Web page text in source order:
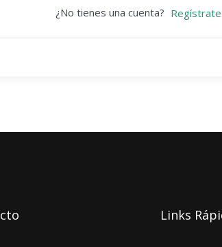
¿No tienes una cuenta?
Links